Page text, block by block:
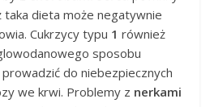
dieta może negatywnie
Cukrzycy typu 1 również
sposobu
do niebezpiecznych
we krwi. Problemy z nerkami